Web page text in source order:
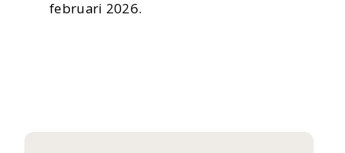
februari 2026.